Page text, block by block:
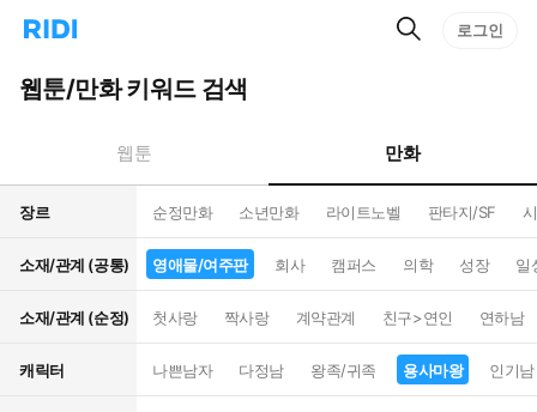
리
홈
으
턴
트
검
로그인
웹툰/만화 키워드 검색
웹툰 만화
장르 순정만화 소년만화 라이트노벨 판타지/SF
소재/관계 (공통) 영애물/여주판 회사 캠퍼스 의학 성장 일
소재/관계 (순정) 첫사랑 짝사랑 계약관계 친구>연인 연하남
캐릭터 나쁜남자 다정남 왕족/귀족 용사마왕 인기남